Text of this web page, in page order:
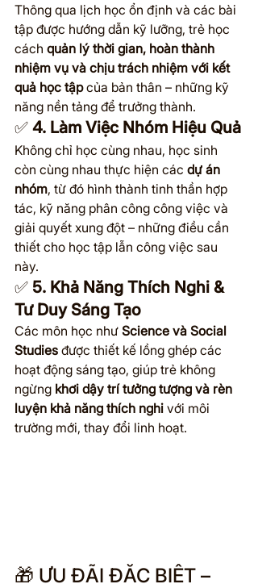
Thông qua lịch học ổn định và các bài
tập được hướng dẫn kỹ lưỡng, trẻ học
cách quản lý thời gian, hoàn thành
nhiệm vụ và chịu trách nhiệm với kết
quả học tập của bản thân – những kỹ
năng nền tảng để trưởng thành.
✅ 4. Làm Việc Nhóm Hiệu Quả
Không chỉ học cùng nhau, học sinh
còn cùng nhau thực hiện các dự án
nhóm, từ đó hình thành tinh thần hợp
tác, kỹ năng phân công công việc và
giải quyết xung đột – những điều cần
thiết cho học tập lẫn công việc sau
này.
✅ 5. Khả Năng Thích Nghi &
Tư Duy Sáng Tạo
Các môn học như Science và Social
Studies được thiết kế lồng ghép các
hoạt động sáng tạo, giúp trẻ không
ngừng khơi dậy trí tưởng tượng và rèn
luyện khả năng thích nghi với môi
trường mới, thay đổi linh hoạt.
🎁 ƯU ĐÃI ĐẶC BIỆT –